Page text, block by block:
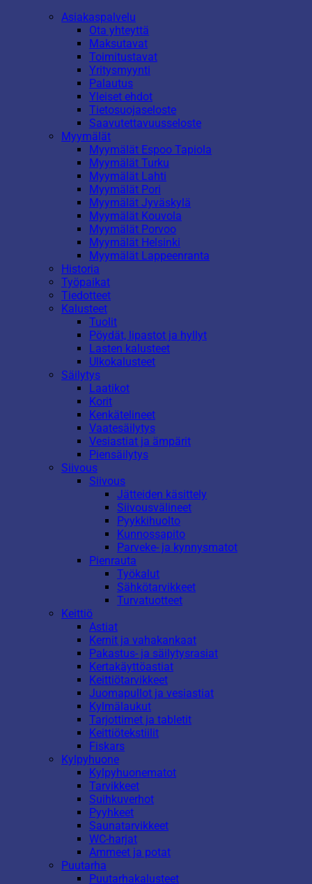
Asiakaspalvelu
Ota yhteyttä
Maksutavat
Toimitustavat
Yritysmyynti
Palautus
Yleiset ehdot
Tietosuojaseloste
Saavutettavuusseloste
Myymälät
Myymälät Espoo Tapiola
Myymälät Turku
Myymälät Lahti
Myymälät Pori
Myymälät Jyväskylä
Myymälät Kouvola
Myymälät Porvoo
Myymälät Helsinki
Myymälät Lappeenranta
Historia
Työpaikat
Tiedotteet
Kalusteet
Tuolit
Pöydät, lipastot ja hyllyt
Lasten kalusteet
Ulkokalusteet
Säilytys
Laatikot
Korit
Kenkätelineet
Vaatesäilytys
Vesiastiat ja ämpärit
Piensäilytys
Siivous
Siivous
Jätteiden käsittely
Siivousvälineet
Pyykkihuolto
Kunnossapito
Parveke- ja kynnysmatot
Pienrauta
Työkalut
Sähkötarvikkeet
Turvatuotteet
Keittiö
Astiat
Kernit ja vahakankaat
Pakastus- ja säilytysrasiat
Kertakäyttöastiat
Keittiötarvikkeet
Juomapullot ja vesiastiat
Kylmälaukut
Tarjottimet ja tabletit
Keittiötekstiilit
Fiskars
Kylpyhuone
Kylpyhuonematot
Tarvikkeet
Suihkuverhot
Pyyhkeet
Saunatarvikkeet
WC-harjat
Ammeet ja potat
Puutarha
Puutarhakalusteet